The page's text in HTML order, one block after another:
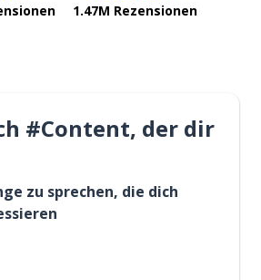
1.47M Rezensionen
#Content, der dir
zu sprechen, die dich